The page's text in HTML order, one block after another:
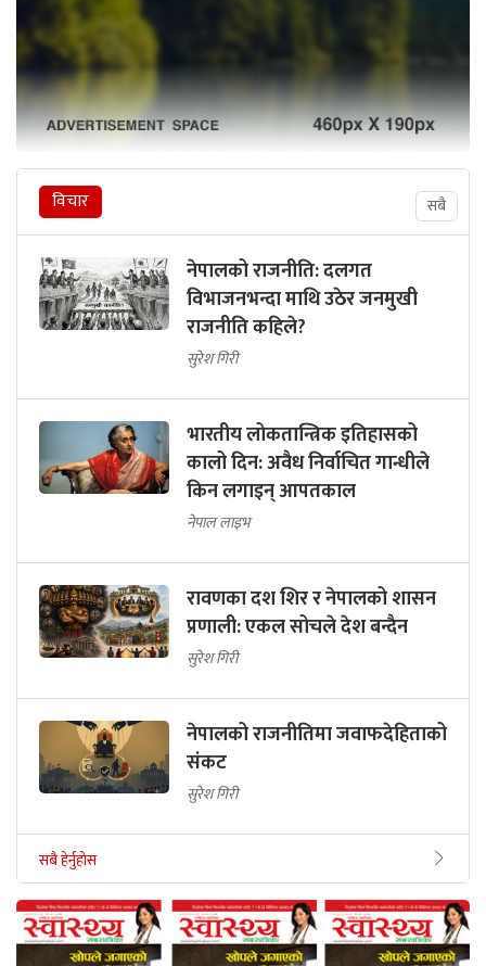
विचार सबै
नेपालको राजनीति: दलगत
विभाजनभन्दा माथि उठेर जनमुखी
राजनीति कहिले?
सुरेश गिरी
भारतीय लोकतान्त्रिक इतिहासको
कालो दिन: अवैध निर्वाचित गान्धीले
किन लगाइन् आपतकाल
नेपाल लाइभ
रावणका दश शिर र नेपालको शासन
प्रणाली: एकल सोचले देश बन्दैन
सुरेश गिरी
नेपालको राजनीतिमा जवाफदेहिताको
संकट
सुरेश गिरी
सबै हेर्नुहोस